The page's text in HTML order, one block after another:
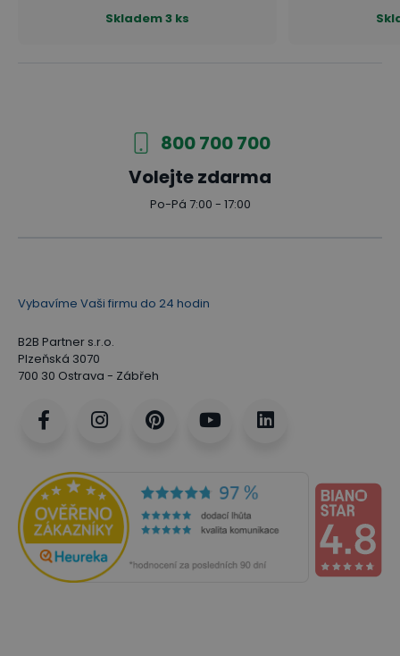
Skladem3 ks
800 700 700
Volejte zdarma
Po-Pá 7:00 - 17:00
Vybavíme Vaši firmu do 24 hodin
B2B Partner s.r.o.
Plzeňská 3070
700 30 Ostrava - Zábřeh